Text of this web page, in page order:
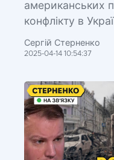
американських
конфлікту в
Сергій Стерненко
2025-04-14 10:54:37